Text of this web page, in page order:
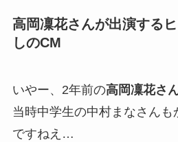
高岡凜花さんが出演する
しのCM
いやー、2年前の高岡凜花さ
当時中学生の中村まなさんも
ですねえ…